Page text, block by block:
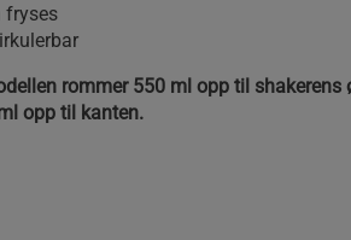
fryses
rommer 550 ml opp til shakerens
opp til kanten.